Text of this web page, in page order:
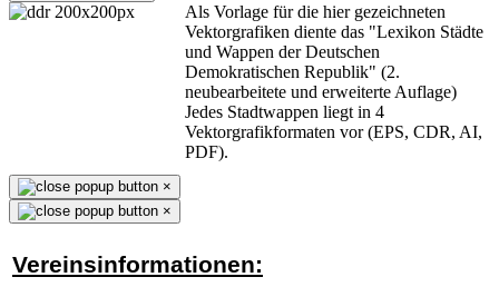
Als Vorlage für die hier gezeichneten
Vektorgrafiken diente das "Lexikon Städte
und Wappen der Deutschen
Demokratischen Republik" (2.
neubearbeitete und erweiterte Auflage)
Jedes Stadtwappen liegt in 4
Vektorgrafikformaten vor (EPS, CDR, AI,
PDF).
×
×
Vereinsinformationen: